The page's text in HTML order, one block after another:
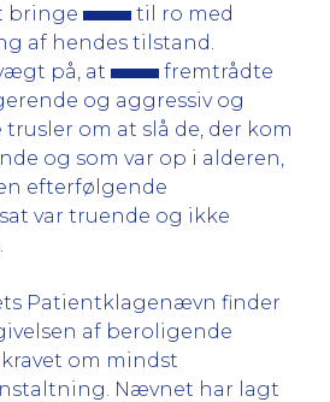
bringe
til ro med
af hendes tilstand.
på, at
fremtrådte
og aggressiv og
om at slå de, der kom
og som var op i alderen,
efterfølgende
var truende og ikke
Patientklagenævn finder
af beroligende
om mindst
Nævnet har lagt